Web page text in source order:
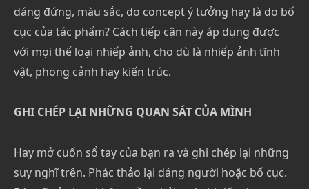
dáng đứng, màu sắc, do concept ý tưởng hay là do bố
cục của tác phẩm? Cách tiếp cận này áp dụng được
với mọi thể loại nhiếp ảnh, cho dù là nhiếp ảnh tĩnh
vật, phong cảnh hay kiến trúc.
GHI CHÉP LẠI NHỮNG QUAN SÁT CỦA MÌNH
Hay mở cuốn sổ tay của bạn ra và ghi chép lại những
suy nghĩ trên. Phác thảo lại dáng người hoặc bố cục.